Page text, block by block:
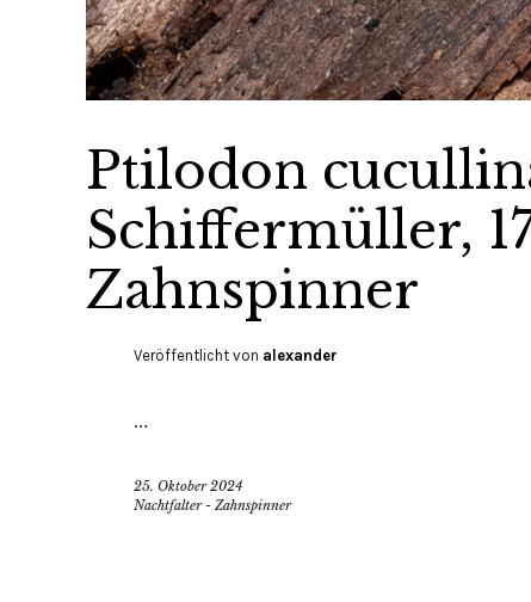
Ptilodon
Schiffermüller,
Zahnspinner
Veröffentlicht von alexander
…
25. Oktober 2024
Nachtfalter - Zahnspinner